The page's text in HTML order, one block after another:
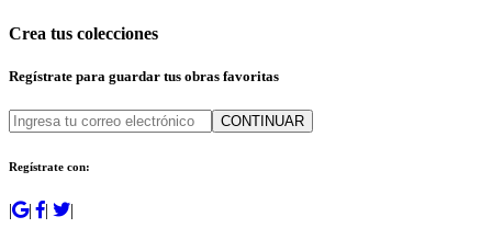
Crea tus colecciones
Regístrate para guardar tus obras favoritas
CONTINUAR
Regístrate con:
| | | |